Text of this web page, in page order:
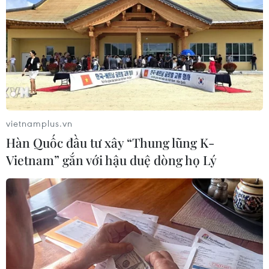
tướng Churchill được bán
giá cao kỷ lục
Bức tranh "Bể cá vàng ở
Chartwell" của cố Thủ tướng
Churchill được bán với giá cao
ngất ngưởng, gần 1,8 triệu bảng (
(Vietnam+)
vietnamplus.vn
Hàn Quốc đầu tư xây “Thung lũng K-
Vietnam” gắn với hậu duệ dòng họ Lý